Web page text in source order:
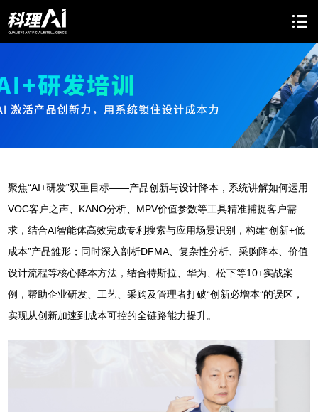
聚焦“AI+研发”双重目标——产品创新与设计降本，系统讲解如何运用
VOC客户之声、KANO分析、MPV价值参数等工具精准捕捉客户需
求，结合AI智能体高效完成专利搜索与应用场景识别，构建“创新+低
成本”产品雏形；同时深入剖析DFMA、复杂性分析、采购降本、价值
设计流程等核心降本方法，结合特斯拉、华为、松下等10+实战案
例，帮助企业研发、工艺、采购及管理者打破“创新必增本”的误区，
实现从创新加速到成本可控的全链路能力提升。